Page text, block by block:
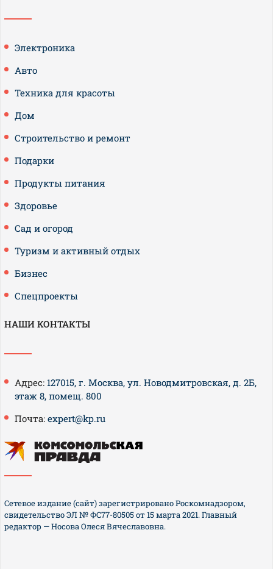
Электроника
Авто
Техника для красоты
Дом
Строительство и ремонт
Подарки
Продукты питания
Здоровье
Сад и огород
Туризм и активный отдых
Бизнес
Спецпроекты
НАШИ КОНТАКТЫ
Адрес: 127015, г. Москва, ул. Новодмитровская, д. 2Б,
этаж 8, помещ. 800
Почта: expert@kp.ru
Сетевое издание (сайт) зарегистрировано Роскомнадзором,
свидетельство ЭЛ № ФС77-80505 от 15 марта 2021. Главный
редактор — Носова Олеся Вячеславовна.